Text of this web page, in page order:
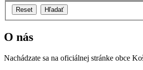
O nás
Nachádzate sa na oficiálnej stránke obce